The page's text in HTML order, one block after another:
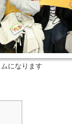
になります